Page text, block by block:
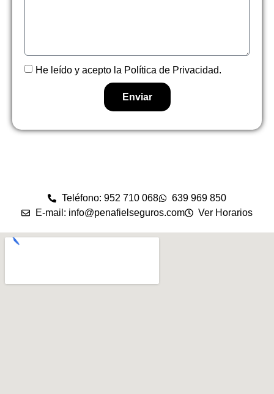
He leído y acepto la Política de Privacidad.
Enviar
Teléfono: 952 710 068
639 969 850
E-mail: info@penafielseguros.com
Ver Horarios